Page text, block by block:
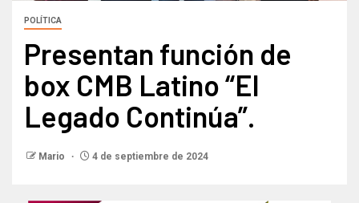
POLÍTICA
Presentan función de
box CMB Latino “El
Legado Continúa”.
Mario 4 de septiembre de 2024